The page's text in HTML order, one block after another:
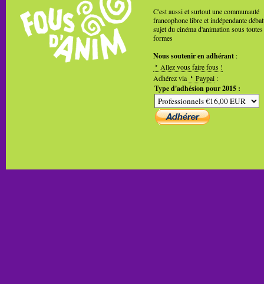
C'est aussi et surtout une communauté
francophone libre et indépendante
sujet du cinéma d'animation sous toutes
formes
Nous soutenir en adhérant :
Allez vous faire fous !
Adhérez via
Paypal :
Type d'adhésion pour 2015 :